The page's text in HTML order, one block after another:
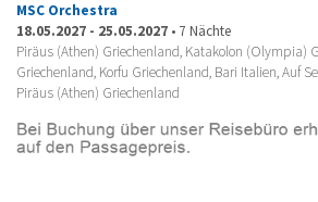
MSC Orchestra
18.05.2027 - 25.05.2027 • 7 Nächte
Piräus (Athen) Griechenland, Katakolon (Olympia)
Griechenland, Korfu Griechenland, Bari Italien, Auf
Piräus (Athen) Griechenland